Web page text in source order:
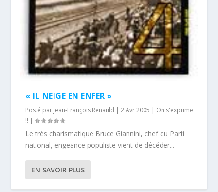
« IL NEIGE EN ENFER »
Posté par Jean-François Renauld |2 Avr 2005 | On s'exprime
!! |
Le très charismatique Bruce Giannini, chef du Parti
national, engeance populiste vient de décéder...
EN SAVOIR PLUS